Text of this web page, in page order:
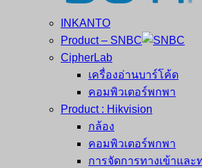
INKANTO
Product – SNBC
CipherLab
เครื่องอ่านบาร์โค้ด
คอมพิวเตอร์พกพา
Product : Hikvision
กล้อง
คอมพิวเตอร์พกพา
การจัดการทางเข้าและ